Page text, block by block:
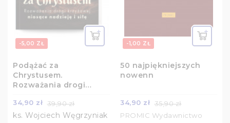
-5,00 ZŁ
Podążać za
Chrystusem.
Rozważania drogi
nadzieję i siłę
34,90 zł 39,90 zł
ks. Wojciech Węgrzyniak
-1,00 ZŁ
50 najpiękniejszych
nowenn
34,90 zł 35,90 zł
PROMIC Wydawnictwo